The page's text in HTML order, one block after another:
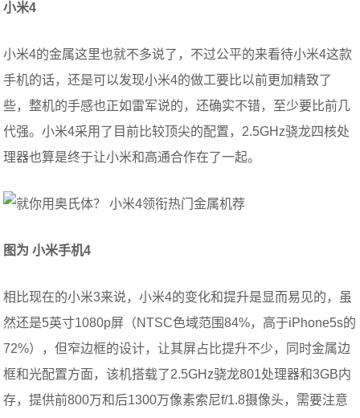
小米4
小米4的金属这里也就不多说了，不过公平的来看待小米4这款
手机的话，还是可以发现小米4的做工要比以前更加精致了
些，整机的手感也正如雷军说的，还确实不错，至少要比前几
代强。小米4采用了目前比较顶尖的配置，2.5GHz骁龙四核处
理器也算是终于让小米和高通合作在了一起。
图为 小米手机4
相比现在的小米3来说，小米4的变化和提升是显而易见的，虽
然还是5英寸1080p屏（NTSC色域范围84%，高于iPhone5s的
72%），但窄边框的设计，让其屏占比提升不少，同时金属边
框和光配置方面，该机搭载了2.5GHz骁龙801处理器和3GB内
存，提供前800万和后1300万像素索尼f/1.8摄像头，需要注意